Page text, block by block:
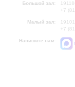
Большой зал:
+7
Малый зал:
+7
Напишите нам: